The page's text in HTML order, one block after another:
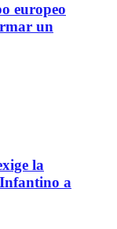
europeo
un
la
a